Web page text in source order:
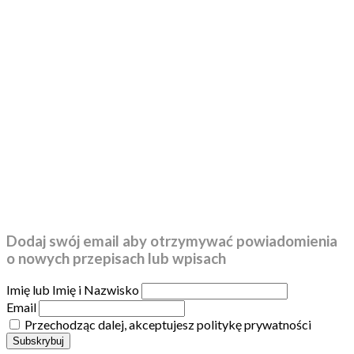
Dodaj swój email aby otrzymywać powiadomienia
o nowych przepisach lub wpisach
Imię lub Imię i Nazwisko
Email
Przechodząc dalej, akceptujesz politykę prywatności